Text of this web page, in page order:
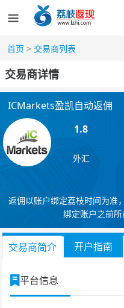
首页 > 交易商列表
交易商详情
ICMarkets盈凯自动返佣
1.8
外汇
返佣以账户绑定荔枝时间为准
绑定账户之前所
交易商简介 开户指南
平台信息